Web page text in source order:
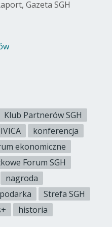
Gazeta SGH
Klub Partnerów SGH
konferencja
ekonomiczne
Forum SGH
nagroda
Strefa SGH
historia